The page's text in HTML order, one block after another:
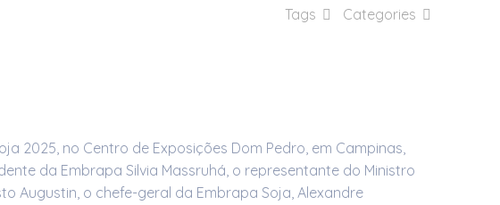
Categories
Tags
2025, no Centro de Exposições Dom Pedro, em Campinas,
da Embrapa Silvia Massruhá, o representante do Ministro
Augustin, o chefe-geral da Embrapa Soja, Alexandre